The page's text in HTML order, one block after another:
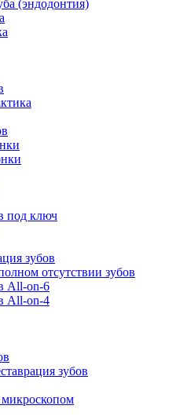
(эндодонтия)
под ключ
зубов
отсутствии зубов
All-on-6
All-on-4
зубов